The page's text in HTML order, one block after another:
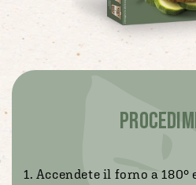
1. Accendete il forno a